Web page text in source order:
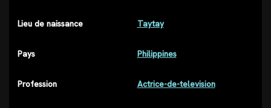
Lieu de naissance Taytay
Pays Philippines
Profession Actrice-de-television